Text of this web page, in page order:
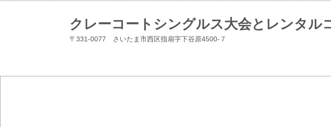
クレーコートシングルス大会とレンタル
〒331-0077 さいたま市西区指扇字下谷原4500-７